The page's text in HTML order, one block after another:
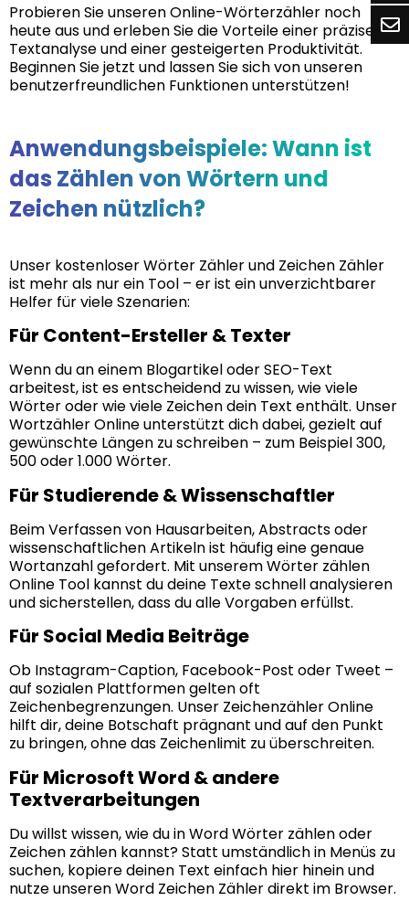
Probieren Sie unseren Online-Wörterzähler noch
heute aus und erleben Sie die Vorteile einer präzisen
Textanalyse und einer gesteigerten Produktivität.
Beginnen Sie jetzt und lassen Sie sich von unseren
benutzerfreundlichen Funktionen unterstützen!
Anwendungsbeispiele: Wann ist
das Zählen von Wörtern und
Zeichen nützlich?
Unser kostenloser Wörter Zähler und Zeichen Zähler
ist mehr als nur ein Tool – er ist ein unverzichtbarer
Helfer für viele Szenarien:
Für Content-Ersteller & Texter
Wenn du an einem Blogartikel oder SEO-Text
arbeitest, ist es entscheidend zu wissen, wie viele
Wörter oder wie viele Zeichen dein Text enthält. Unser
Wortzähler Online unterstützt dich dabei, gezielt auf
gewünschte Längen zu schreiben – zum Beispiel 300,
500 oder 1.000 Wörter.
Für Studierende & Wissenschaftler
Beim Verfassen von Hausarbeiten, Abstracts oder
wissenschaftlichen Artikeln ist häufig eine genaue
Wortanzahl gefordert. Mit unserem Wörter zählen
Online Tool kannst du deine Texte schnell analysieren
und sicherstellen, dass du alle Vorgaben erfüllst.
Für Social Media Beiträge
Ob Instagram-Caption, Facebook-Post oder Tweet –
auf sozialen Plattformen gelten oft
Zeichenbegrenzungen. Unser Zeichenzähler Online
hilft dir, deine Botschaft prägnant und auf den Punkt
zu bringen, ohne das Zeichenlimit zu überschreiten.
Für Microsoft Word & andere
Textverarbeitungen
Du willst wissen, wie du in Word Wörter zählen oder
Zeichen zählen kannst? Statt umständlich in Menüs zu
suchen, kopiere deinen Text einfach hier hinein und
nutze unseren Word Zeichen Zähler direkt im Browser.